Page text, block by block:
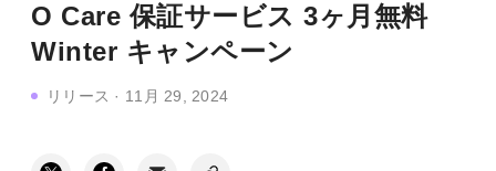
O Care 保証サービス 3ヶ月無料
Winter キャンペーン
リリース · 11月 29, 2024